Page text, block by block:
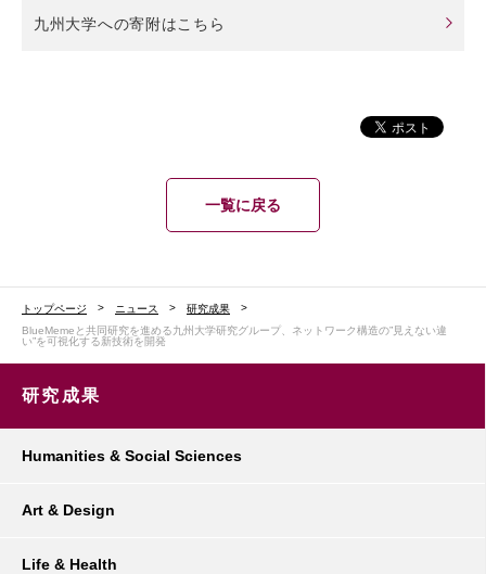
九州大学への寄附はこちら
一覧に戻る
トップページ ニュース
研究成果
BlueMemeと共同研究を進める九州大学研究グループ、ネットワーク構造の”見えない違
い”を可視化する新技術を開発
研究成果
Humanities & Social Sciences
Art & Design
Life & Health